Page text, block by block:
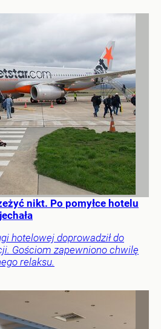
nikt. Po pomyłce hotelu
hotelowej doprowadził do
Gościom zapewniono chwilę
relaksu.